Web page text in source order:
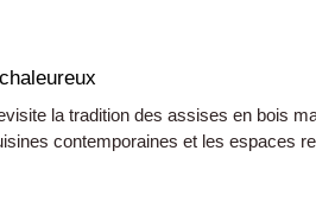
la tradition des assises en bois
contemporaines et les espaces